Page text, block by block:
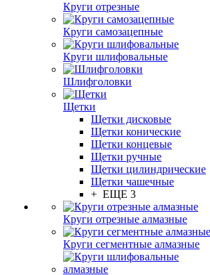
Круги отрезные
Круги самозацепные
Круги шлифовальные
Шлифголовки
Щетки
Щетки дисковые
Щетки конические
Щетки концевые
Щетки ручные
Щетки цилиндрические
Щетки чашечные
+ ЕЩЕ 3
Круги отрезные алмазные
Круги сегментные алмазные